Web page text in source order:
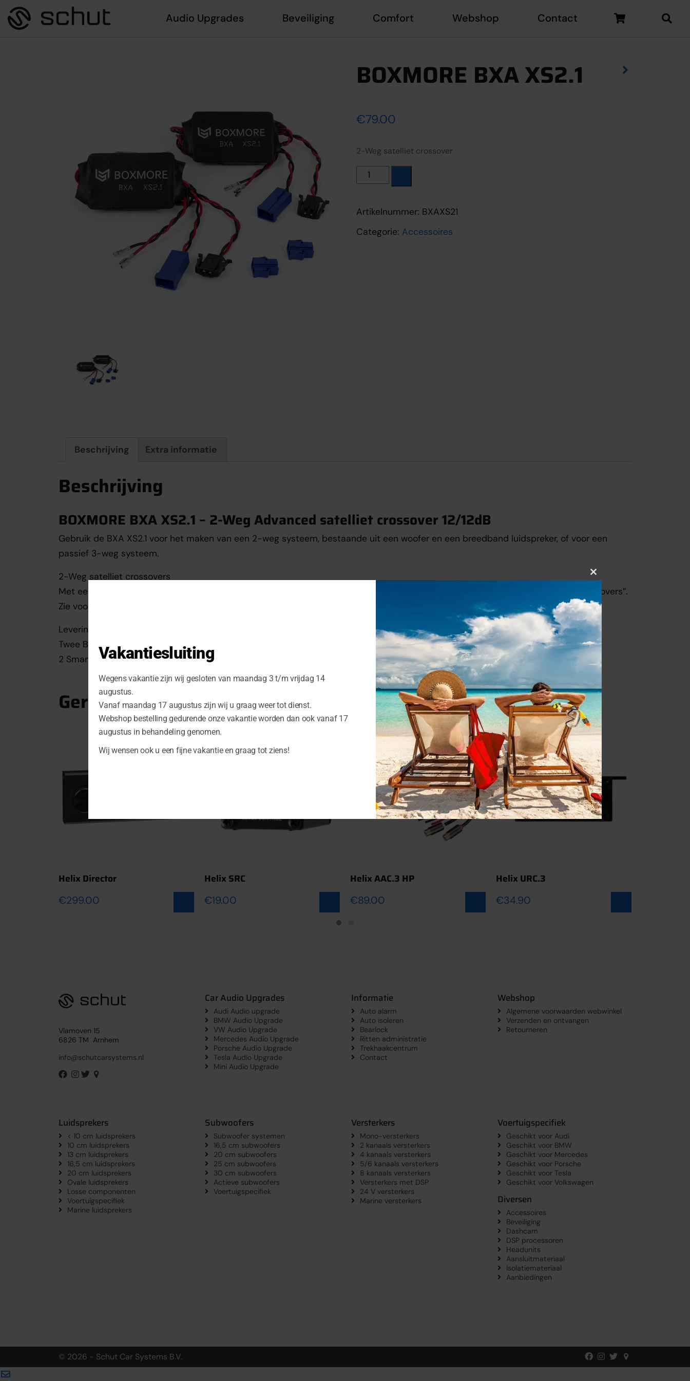
Audio Upgrades Beveiliging Comfort Webshop Contact
BOXMORE BXA XS2.1
€79.00
2-Weg satelliet crossover
BOXMORE BXA XS2.1 aantal
Artikelnummer: BXAXS21
Categorie: Accessoires
Beschrijving Extra informatie
Beschrijving
BOXMORE BXA XS2.1 – 2-Weg Advanced satelliet crossover 12/12dB
Gebruik de BXA XS2.1 voor het maken van een 2-weg systeem, bestaande uit een woofer en een breedband luidspreker, of voor een
passief 3-weg systeem.
2-Weg satelliet crossovers
Met een kantelfrequentie van 500 Hz en een flanksteilheid van 12 dB/octaaf zijn deze filters bij uitstek geschikt als “satelliet crossovers”.
Zie voor meer info tabblad “extra informatie”
Leveringsomvang:
Twee BXA XS2.1 crossovers
2 Smart Connect stekkers
Gerelateerde producten
Toevoegen aan winkelwagen
Helix Director
€299.00
Helix SRC
€19.00
Helix AAC.3 HP
€89.00
Helix URC.3
€34.90
Vlamoven 15
6826 TM Arnhem
info@schutcarsystems.nl
Car Audio Upgrades
Audi Audio upgrade
BMW Audio Upgrade
VW Audio Upgrade
Mercedes Audio Upgrade
Porsche Audio Upgrade
Tesla Audio Upgrade
Mini Audio Upgrade
Informatie
Auto alarm
Auto isoleren
Bearlock
Ritten administratie
Trekhaakcentrum
Contact
Webshop
Algemene voorwaarden webwinkel
Verzenden en ontvangen
Retourneren
Luidsprekers
< 10 cm luidsprekers
10 cm luidsprekers
13 cm luidsprekers
16,5 cm luidsprekers
20 cm luidsprekers
Ovale luidsprekers
Losse componenten
Voertuigspecifiek
Marine luidsprekers
Subwoofers
Subwoofer systemen
16,5 cm subwoofers
20 cm subwoofers
25 cm subwoofers
30 cm subwoofers
Actieve subwoofers
Voertuigspecifiek
Versterkers
Mono-versterkers
2 kanaals versterkers
4 kanaals versterkers
5/6 kanaals versterkers
8 kanaals versterkers
Versterkers met DSP
24 V versterkers
Marine versterkers
Voertuigspecifiek
Geschikt voor Audi
Geschikt voor BMW
Geschikt voor Mercedes
Geschikt voor Porsche
Geschikt voor Tesla
Geschikt voor Volkswagen
Diversen
Accessoires
Beveiliging
Dashcam
DSP processoren
Headunits
Aansluitmateriaal
Isolatiemateriaal
Aanbiedingen
© 2026 - Schut Car Systems B.V.
Close
this
module
Vakantiesluiting
Wegens vakantie zijn wij gesloten van maandag 3 t/m vrijdag 14
augustus.
Vanaf maandag 17 augustus zijn wij u graag weer tot dienst.
Webshop bestelling gedurende onze vakantie worden dan ook vanaf 17
augustus in behandeling genomen.
Wij wensen ook u een fijne vakantie en graag tot ziens!